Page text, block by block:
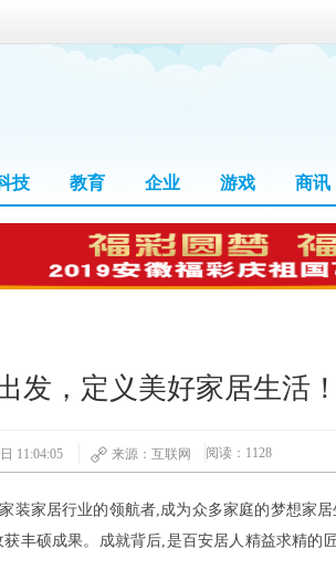
技 教育 企业 游戏 商讯
发，定义美好家居生活！
11:04:05 来源：互联网 阅读：1128
装家居行业的领航者,成为众多家庭的梦想家
丰硕成果。成就背后,是百安居人精益求精的